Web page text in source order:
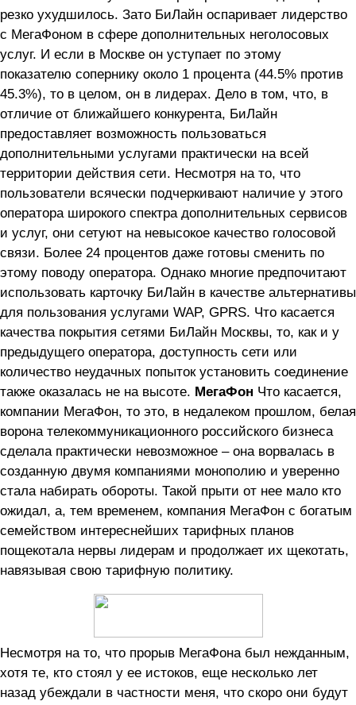
резко ухудшилось. Зато БиЛайн оспаривает лидерство
с МегаФоном в сфере дополнительных неголосовых
услуг. И если в Москве он уступает по этому
показателю сопернику около 1 процента (44.5% против
45.3%), то в целом, он в лидерах. Дело в том, что, в
отличие от ближайшего конкурента, БиЛайн
предоставляет возможность пользоваться
дополнительными услугами практически на всей
территории действия сети. Несмотря на то, что
пользователи всячески подчеркивают наличие у этого
оператора широкого спектра дополнительных сервисов
и услуг, они сетуют на невысокое качество голосовой
связи. Более 24 процентов даже готовы сменить по
этому поводу оператора. Однако многие предпочитают
использовать карточку БиЛайн в качестве альтернативы
для пользования услугами WAP, GPRS. Что касается
качества покрытия сетями БиЛайн Москвы, то, как и у
предыдущего оператора, доступность сети или
количество неудачных попыток установить соединение
также оказалась не на высоте. МегаФон Что касается,
компании МегаФон, то это, в недалеком прошлом, белая
ворона телекоммуникационного российского бизнеса
сделала практически невозможное – она ворвалась в
созданную двумя компаниями монополию и уверенно
стала набирать обороты. Такой прыти от нее мало кто
ожидал, а, тем временем, компания МегаФон с богатым
семейством интереснейших тарифных планов
пощекотала нервы лидерам и продолжает их щекотать,
навязывая свою тарифную политику.
Несмотря на то, что прорыв МегаФона был нежданным,
хотя те, кто стоял у ее истоков, еще несколько лет
назад убеждали в частности меня, что скоро они будут